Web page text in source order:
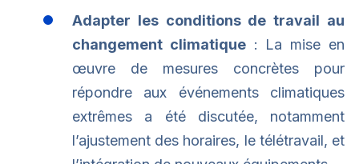
Adapter les conditions de travail au
changement climatique: La mise en
œuvre de mesures concrètes pour
répondre aux événements climatiques
extrêmes a été discutée, notamment
l’ajustement des horaires, le télétravail, et